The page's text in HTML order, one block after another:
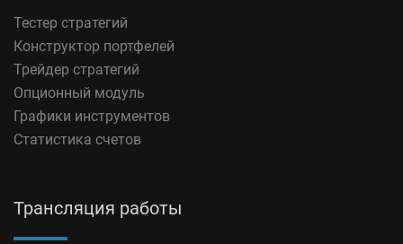
Тестер стратегий
Конструктор портфелей
Трейдер стратегий
Опционный модуль
Графики инструментов
Статистика счетов
Трансляция работы